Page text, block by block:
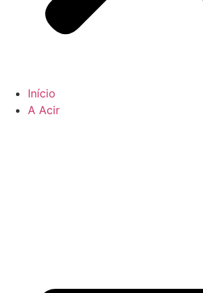
Início
A Acir